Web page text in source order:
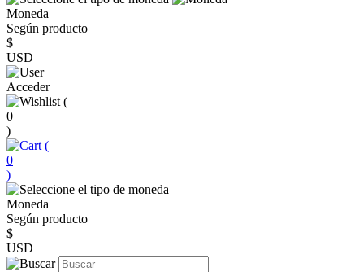
Moneda
Según producto
$
USD
Acceder
(
0
)
(
0
)
Moneda
Según producto
$
USD